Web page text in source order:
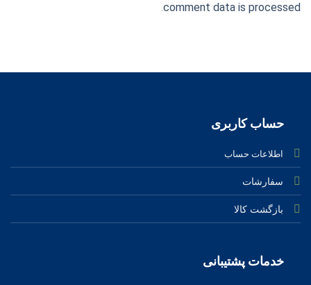
comment data is processed
.
حساب کاربری
اطلاعات حساب
سفارشات
بازگشت کالا
خدمات پشتیبانی